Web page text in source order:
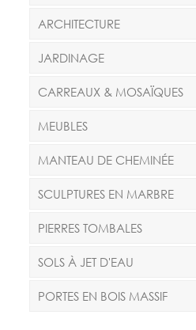
ARCHITECTURE
JARDINAGE
CARREAUX & MOSAÏQUES
MEUBLES
MANTEAU DE CHEMINÉE
SCULPTURES EN MARBRE
PIERRES TOMBALES
SOLS À JET D'EAU
PORTES EN BOIS MASSIF